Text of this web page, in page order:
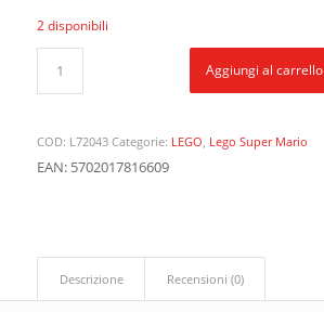
2 disponibili
Aggiungi al carrello
COD: L72043 Categorie: LEGO Lego Super Mario
EAN: 5702017816609
Descrizione Recensioni (0)